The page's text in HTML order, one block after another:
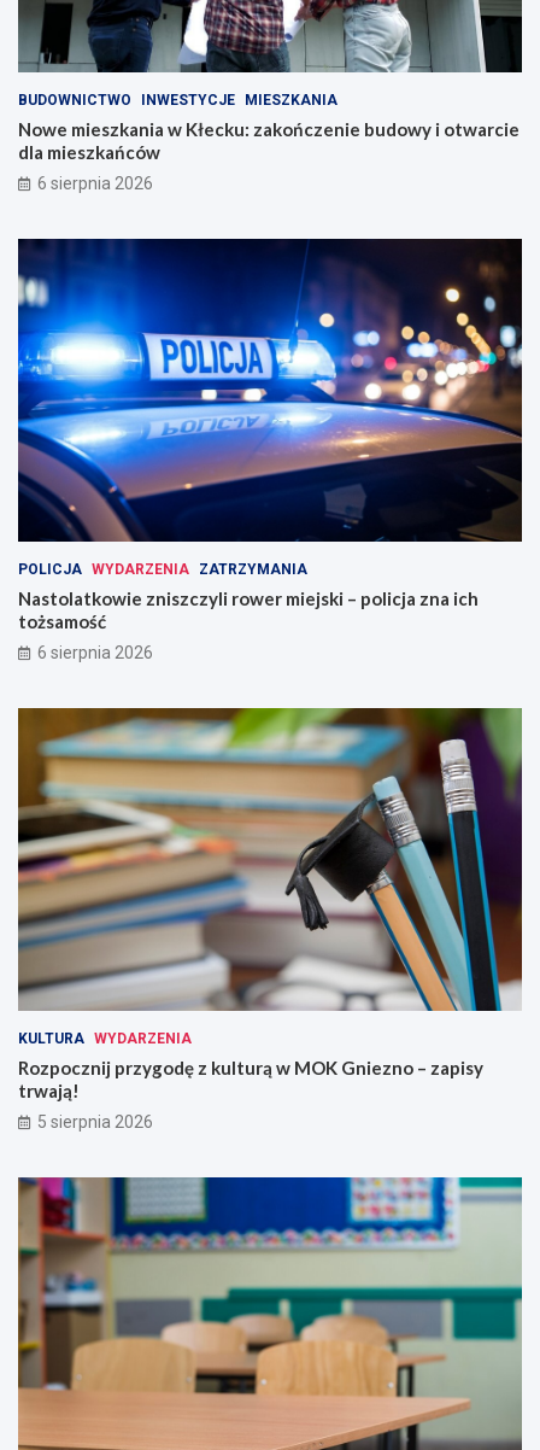
BUDOWNICTWO INWESTYCJE MIESZKANIA
Nowe mieszkania w Kłecku: zakończenie budowy i otwarcie
dla mieszkańców
6 sierpnia 2026
POLICJA WYDARZENIA ZATRZYMANIA
Nastolatkowie zniszczyli rower miejski – policja zna ich
tożsamość
6 sierpnia 2026
KULTURA WYDARZENIA
Rozpocznij przygodę z kulturą w MOK Gniezno – zapisy
trwają!
5 sierpnia 2026